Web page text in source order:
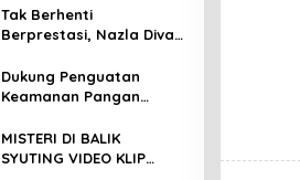
Dinamis, dan Influencer
Nasional yang
Tak Berhenti
Berprestasi, Nazla Diva
Meniti Karier sebagai DJ
Setelah Sukses di Dunia
Dukung Penguatan
Keamanan Pangan
Award dari BPOM
MISTERI DI BALIK
SYUTING VIDEO KLIP